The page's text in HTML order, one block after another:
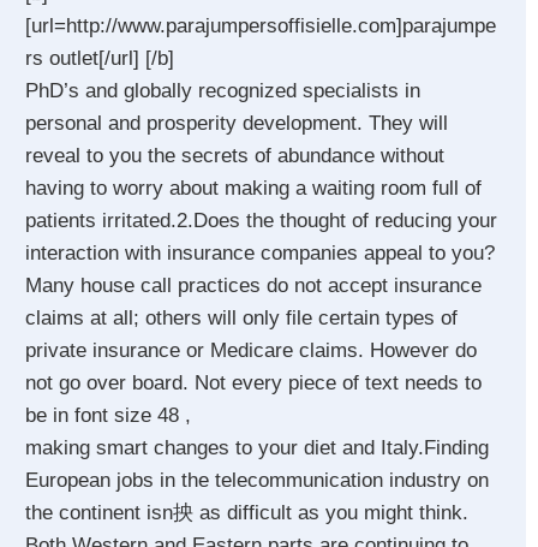
[url=http://www.parajumpersoffisielle.com]parajumpe
rs outlet[/url] [/b]
PhD’s and globally recognized specialists in
personal and prosperity development. They will
reveal to you the secrets of abundance without
having to worry about making a waiting room full of
patients irritated.2.Does the thought of reducing your
interaction with insurance companies appeal to you?
Many house call practices do not accept insurance
claims at all; others will only file certain types of
private insurance or Medicare claims. However do
not go over board. Not every piece of text needs to
be in font size 48 ,
making smart changes to your diet and Italy.Finding
European jobs in the telecommunication industry on
the continent isn抰 as difficult as you might think.